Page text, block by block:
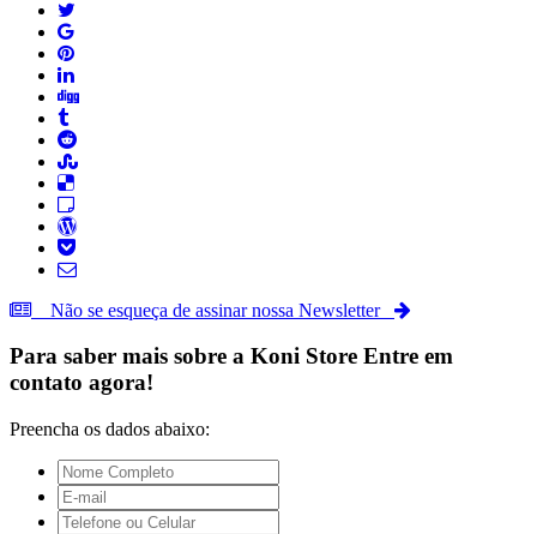
Não se esqueça de assinar nossa Newsletter
Para saber mais sobre a Koni Store Entre em
contato agora!
Preencha os dados abaixo: